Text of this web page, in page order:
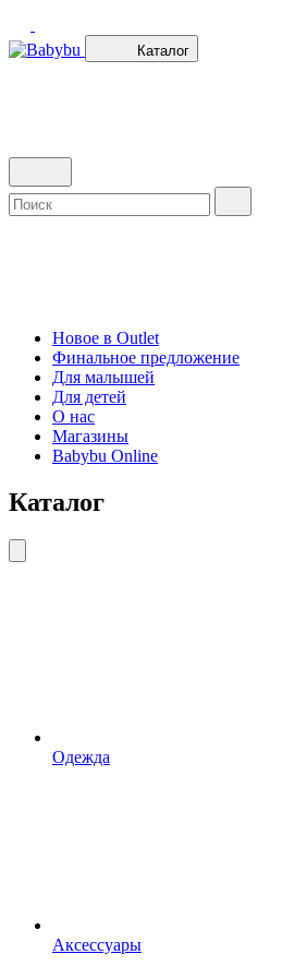
Каталог
Новое в Outlet
Финальное предложение
Для малышей
Для детей
О нас
Магазины
Babybu Online
Каталог
Одежда
Аксессуары